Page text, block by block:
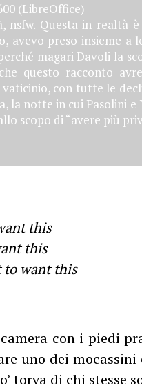
(LibreOffice)
nsfw. Questa in realtà
avevo preso insieme a
magari Davoli la
questo racconto
con tutte le
la notte in cui Pasolini
scopo di “avere più
this
this
to want this
con i piedi
uno dei mocassini
torva di chi stesse